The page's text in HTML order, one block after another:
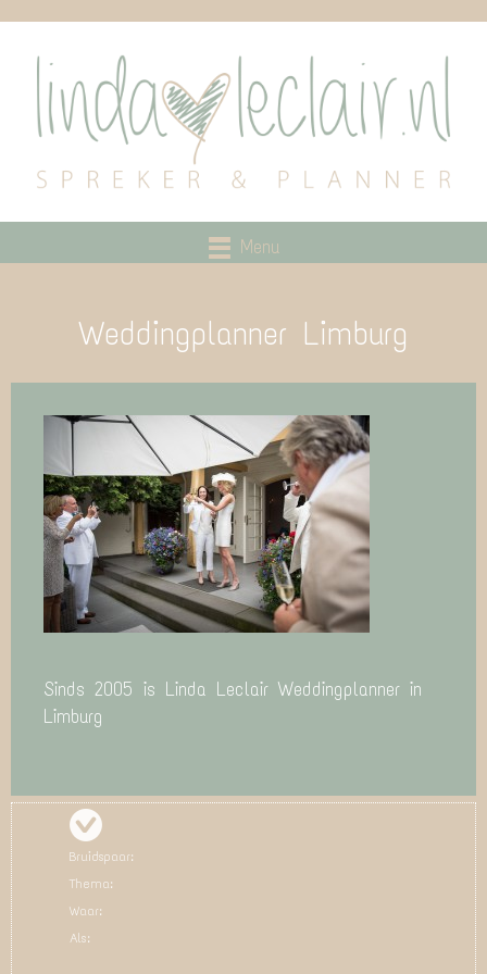
Menu
Weddingplanner Limburg
Sinds 2005 is Linda Leclair Weddingplanner in
Limburg
Bruidspaar:
Thema:
Waar:
Als: